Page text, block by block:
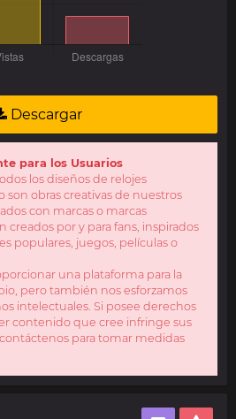
Descargar
para los Usuarios
los diseños de relojes
son obras creativas de nuestros
con marcas o marcas
creados por y para fans, inspirados
populares, juegos, películas o
una plataforma para la
pero también nos esforzamos
intelectuales. Si posee derechos
contenido que cree infringe sus
para tomar medidas